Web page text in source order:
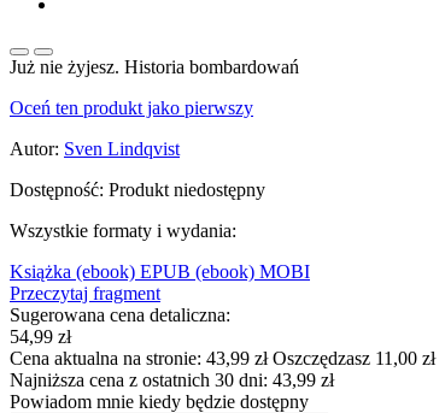
Już nie żyjesz. Historia bombardowań
Oceń ten produkt jako pierwszy
Autor: Sven Lindqvist
Dostępność: Produkt niedostępny
Wszystkie formaty i wydania:
Książka (ebook) EPUB (ebook) MOBI
Przeczytaj fragment
Sugerowana cena detaliczna:
54,99 zł
Cena aktualna na stronie: 43,99 złOszczędzasz 11,00 zł
Najniższa cena z ostatnich 30 dni: 43,99 zł
Powiadom mnie kiedy będzie dostępny